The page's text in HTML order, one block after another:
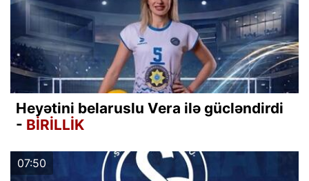
Heyətini belaruslu Vera ilə gücləndirdi
- BİRİLLİK
07:50